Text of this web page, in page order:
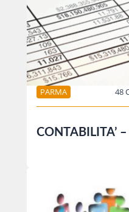
PARMA 48
CONTABILITA’